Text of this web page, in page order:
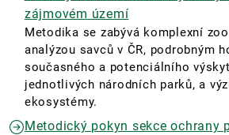
zájmovém území
Metodika se zabývá komplexní
analýzou savců v ČR, podrobným
současného a potenciálního
jednotlivých národních parků, a
ekosystémy.
Metodický pokyn sekce ochrany